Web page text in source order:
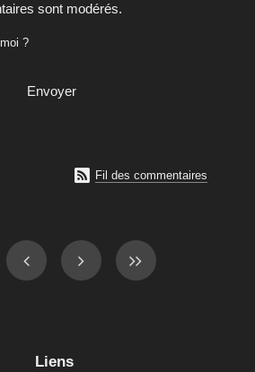
sont modérés.
?
 Fil des commentaires
Liens